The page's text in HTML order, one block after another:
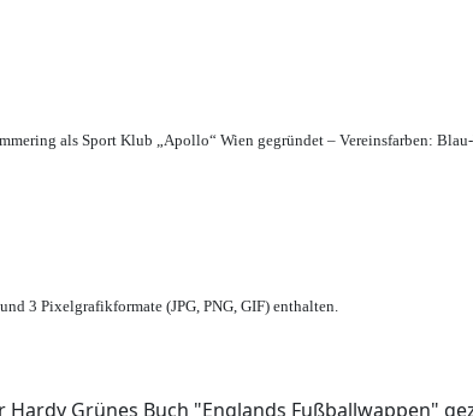
als Sport Klub „Apollo“ Wien gegründet – Vereinsfarben:
3 Pixelgrafikformate (JPG, PNG, GIF) enthalten.
Grünes Buch "Englands Fußballwappen"